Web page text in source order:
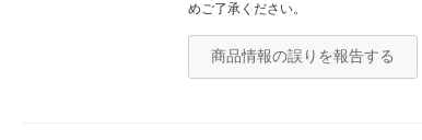
めご了承ください。
商品情報の誤りを報告する